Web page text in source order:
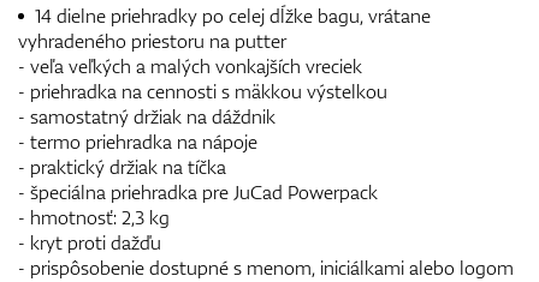
14 dielne priehradky po celej dĺžke bagu, vrátane
vyhradeného priestoru na putter
- veľa veľkých a malých vonkajších vreciek
- priehradka na cennosti s mäkkou výstelkou
- samostatný držiak na dáždnik
- termo priehradka na nápoje
- praktický držiak na tíčka
- špeciálna priehradka pre JuCad Powerpack
- hmotnosť: 2,3 kg
- kryt proti dažďu
- prispôsobenie dostupné s menom, iniciálkami alebo logom